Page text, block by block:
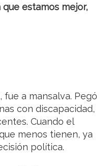
estamos mejor,
fue a mansalva. Pegó
con discapacidad,
Cuando el
menos tienen, ya
política.